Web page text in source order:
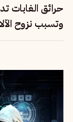
وتسبب نزوح